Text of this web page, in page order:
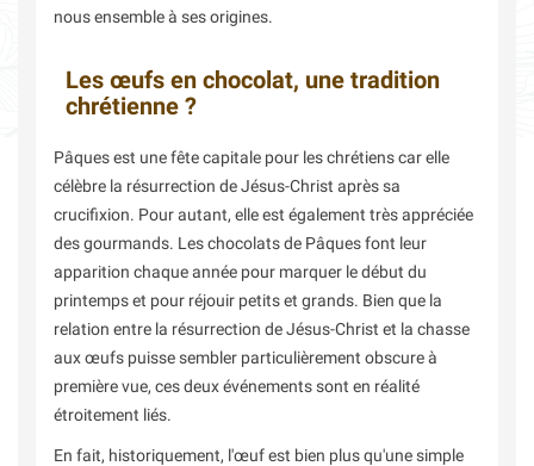
nous ensemble à ses origines.
Les œufs en chocolat, une tradition
chrétienne ?
Pâques est une fête capitale pour les chrétiens car elle
célèbre la résurrection de Jésus-Christ après sa
crucifixion. Pour autant, elle est également très appréciée
des gourmands. Les chocolats de Pâques font leur
apparition chaque année pour marquer le début du
printemps et pour réjouir petits et grands. Bien que la
relation entre la résurrection de Jésus-Christ et la chasse
aux œufs puisse sembler particulièrement obscure à
première vue, ces deux événements sont en réalité
étroitement liés.
En fait, historiquement, l'œuf est bien plus qu'une simple